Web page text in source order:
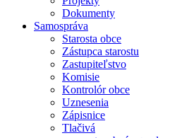
Dokumenty
Samospráva
Starosta obce
Zástupca starostu
Zastupiteľstvo
Komisie
Kontrolór obce
Uznesenia
Zápisnice
Tlačivá